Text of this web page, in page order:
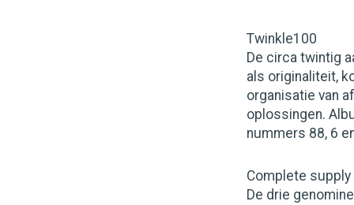
Twinkle100
De circa twintig
als originaliteit,
organisatie van
oplossingen.
nummers 88, 6
Complete supply
De drie